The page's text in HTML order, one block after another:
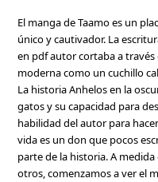
El manga de Taamo es un
único y cautivador. La
en pdf autor cortaba a
moderna como un cuchillo
La historia Anhelos en la
gatos y su capacidad para
habilidad del autor para
vida es un don que pocos
parte de la historia. A
otros, comenzamos a ver el